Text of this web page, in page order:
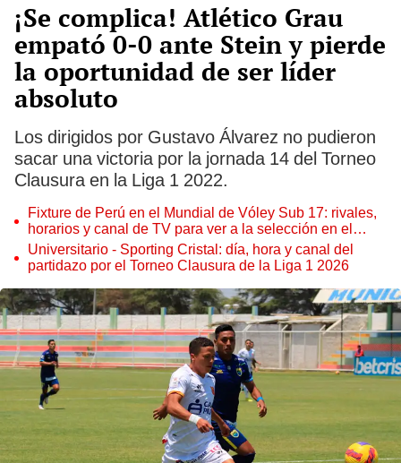
¡Se complica! Atlético Grau
empató 0-0 ante Stein y pierde
la oportunidad de ser líder
absoluto
Los dirigidos por Gustavo Álvarez no pudieron
sacar una victoria por la jornada 14 del Torneo
Clausura en la Liga 1 2022.
Fixture de Perú en el Mundial de Vóley Sub 17: rivales,
horarios y canal de TV para ver a la selección en el
torneo
Universitario - Sporting Cristal: día, hora y canal del
partidazo por el Torneo Clausura de la Liga 1 2026